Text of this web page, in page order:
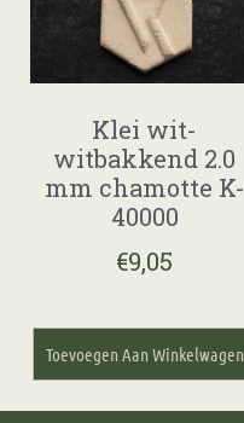
Klei wit-
witbakkend 2.0
mm chamotte K-
40000
€9,05
Toevoegen Aan Winkelwagen